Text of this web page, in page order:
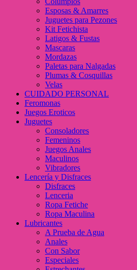
Esposas & Amarres
Juguetes para Pezones
Kit Fetichista
Latigos & Fustas
Mascaras
Mordazas
Paletas para Nalgadas
Plumas & Cosquillas
Velas
CUIDADO PERSONAL
Feromonas
Juegos Eroticos
Juguetes
Consoladores
Femeninos
Juegos Anales
Maculinos
Vibradores
Lencería y Disfraces
Disfraces
Lenceria
Ropa Fetiche
Ropa Maculina
Lubricantes
A Prueba de Agua
Anales
Con Sabor
Especiales